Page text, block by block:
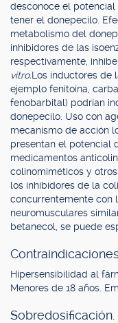
desconoce el
tener el donepecilo.
metabolismo del
inhibidores de las
respectivamente,
vitro.Los inductores de
ejemplo fenitoína,
fenobarbital) podrían
donepecilo. Uso con
mecanismo de acción
presentan el potencial
medicamentos
colinomiméticos y
los inhibidores de la
concurrentemente con
neuromusculares
betanecol, se puede
Contraindicaciones.
Hipersensibilidad al
Menores de 18 años.
Sobredosificación.